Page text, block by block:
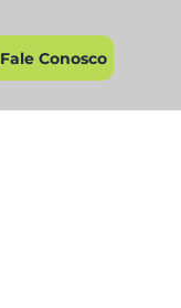
Fale Conosco